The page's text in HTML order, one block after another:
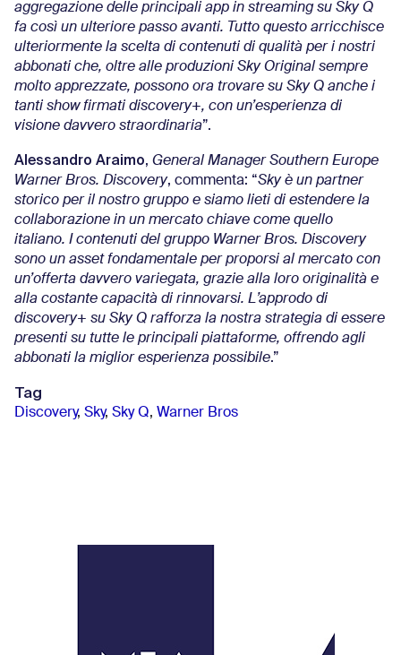
aggregazione delle principali app in streaming su Sky Q
fa così un ulteriore passo avanti. Tutto questo arricchisce
ulteriormente la scelta di contenuti di qualità per i nostri
abbonati che, oltre alle produzioni Sky Original sempre
molto apprezzate, possono ora trovare su Sky Q anche i
tanti show firmati discovery+, con un’esperienza di
visione davvero straordinaria”.
Alessandro Araimo, General Manager Southern Europe
Warner Bros. Discovery, commenta: “Sky è un partner
storico per il nostro gruppo e siamo lieti di estendere la
collaborazione in un mercato chiave come quello
italiano. I contenuti del gruppo Warner Bros. Discovery
sono un asset fondamentale per proporsi al mercato con
un’offerta davvero variegata, grazie alla loro originalità e
alla costante capacità di rinnovarsi. L’approdo di
discovery+ su Sky Q rafforza la nostra strategia di essere
presenti su tutte le principali piattaforme, offrendo agli
abbonati la miglior esperienza possibile.”
Tag
Discovery, Sky, Sky Q, Warner Bros